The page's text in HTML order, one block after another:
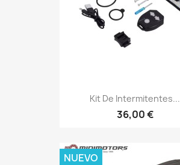
Kit De Intermitentes...
36,00 €
NUEVO